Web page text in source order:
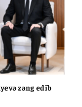
zəng edib